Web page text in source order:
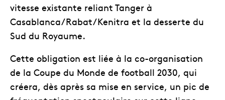
vitesse existante reliant Tanger à
Casablanca/Rabat/Kenitra et la desserte du
Sud du Royaume.
Cette obligation est liée à la co-organisation
de la Coupe du Monde de football 2030, qui
créera, dès après sa mise en service, un pic de